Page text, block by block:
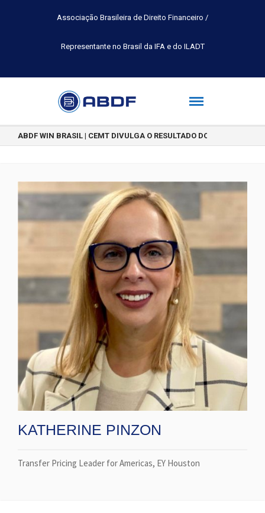
Associação Brasileira de Direito Financeiro /
Representante no Brasil da IFA e do ILADT
ABDF WIN BRASIL | CEMT DIVULGA O RESULTADO DO CONCURSO
KATHERINE PINZON
Transfer Pricing Leader for Americas, EY Houston